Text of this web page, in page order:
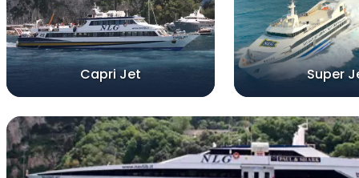
Capri Jet Super